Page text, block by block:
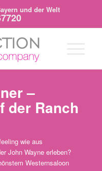
Bayern und der Welt
–
der Ranch
wie aus
John Wayne erleben?
Westernsaloon